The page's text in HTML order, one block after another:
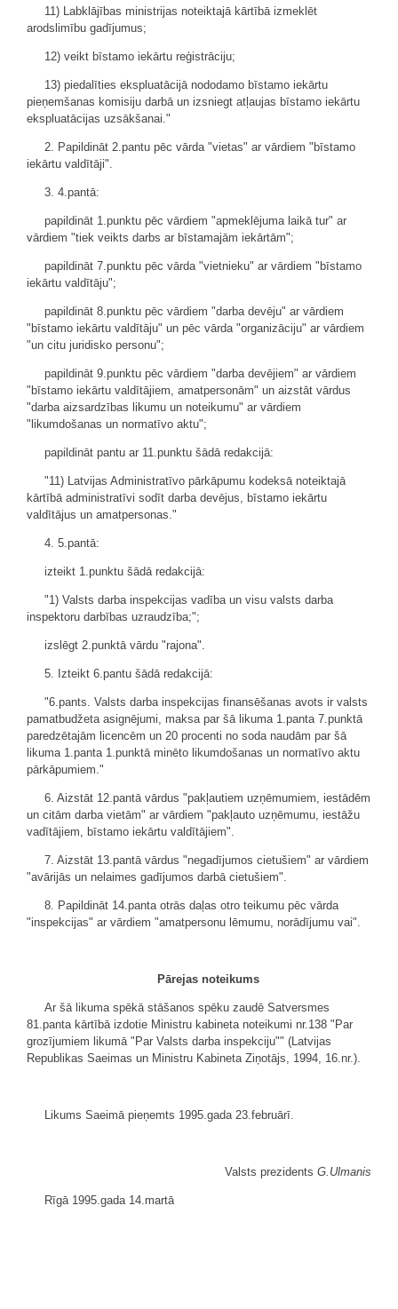
11) Labklājības ministrijas noteiktajā kārtībā izmeklēt
arodslimību gadījumus;
12) veikt bīstamo iekārtu reģistrāciju;
13) piedalīties ekspluatācijā nododamo bīstamo iekārtu
pieņemšanas komisiju darbā un izsniegt atļaujas bīstamo iekārtu
ekspluatācijas uzsākšanai."
2. Papildināt 2.pantu pēc vārda "vietas" ar vārdiem "bīstamo
iekārtu valdītāji".
3. 4.pantā:
papildināt 1.punktu pēc vārdiem "apmeklējuma laikā tur" ar
vārdiem "tiek veikts darbs ar bīstamajām iekārtām";
papildināt 7.punktu pēc vārda "vietnieku" ar vārdiem "bīstamo
iekārtu valdītāju";
papildināt 8.punktu pēc vārdiem "darba devēju" ar vārdiem
"bīstamo iekārtu valdītāju" un pēc vārda "organizāciju" ar vārdiem
"un citu juridisko personu";
papildināt 9.punktu pēc vārdiem "darba devējiem" ar vārdiem
"bīstamo iekārtu valdītājiem, amatpersonām" un aizstāt vārdus
"darba aizsardzības likumu un noteikumu" ar vārdiem
"likumdošanas un normatīvo aktu";
papildināt pantu ar 11.punktu šādā redakcijā:
"11) Latvijas Administratīvo pārkāpumu kodeksā noteiktajā
kārtībā administratīvi sodīt darba devējus, bīstamo iekārtu
valdītājus un amatpersonas."
4. 5.pantā:
izteikt 1.punktu šādā redakcijā:
"1) Valsts darba inspekcijas vadība un visu valsts darba
inspektoru darbības uzraudzība;";
izslēgt 2.punktā vārdu "rajona".
5. Izteikt 6.pantu šādā redakcijā:
"6.pants. Valsts darba inspekcijas finansēšanas avots ir valsts
pamatbudžeta asignējumi, maksa par šā likuma 1.panta 7.punktā
paredzētajām licencēm un 20 procenti no soda naudām par šā
likuma 1.panta 1.punktā minēto likumdošanas un normatīvo aktu
pārkāpumiem."
6. Aizstāt 12.pantā vārdus "pakļautiem uzņēmumiem, iestādēm
un citām darba vietām" ar vārdiem "pakļauto uzņēmumu, iestāžu
vadītājiem, bīstamo iekārtu valdītājiem".
7. Aizstāt 13.pantā vārdus "negadījumos cietušiem" ar vārdiem
"avārijās un nelaimes gadījumos darbā cietušiem".
8. Papildināt 14.panta otrās daļas otro teikumu pēc vārda
"inspekcijas" ar vārdiem "amatpersonu lēmumu, norādījumu vai".
Pārejas noteikums
Ar šā likuma spēkā stāšanos spēku zaudē Satversmes
81.panta kārtībā izdotie Ministru kabineta noteikumi nr.138 "Par
grozījumiem likumā "Par Valsts darba inspekciju"" (Latvijas
Republikas Saeimas un Ministru Kabineta Ziņotājs, 1994, 16.nr.).
Likums Saeimā pieņemts 1995.gada 23.februārī.
Valsts prezidents G.Ulmanis
Rīgā 1995.gada 14.martā